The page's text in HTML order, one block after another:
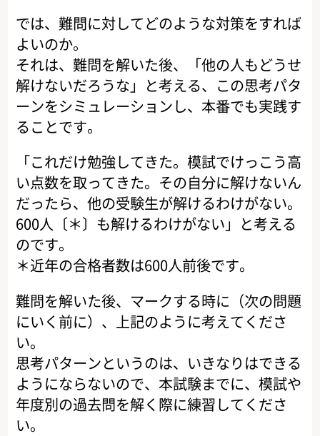
では、難問に対してどのような対策をすれば
よいのか。
それは、難問を解いた後、「他の人もどうせ
解けないだろうな」と考える、この思考パタ
ーンをシミュレーションし、本番でも実践す
ることです。
「これだけ勉強してきた。模試でけっこう高
い点数を取ってきた。その自分に解けないん
だったら、他の受験生が解けるわけがない。
600人〔＊〕も解けるわけがない」と考える
のです。
＊近年の合格者数は600人前後です。
難問を解いた後、マークする時に（次の問題
にいく前に）、上記のように考えてくださ
い。
思考パターンというのは、いきなりはできる
ようにならないので、本試験までに、模試や
年度別の過去問を解く際に練習してくださ
い。